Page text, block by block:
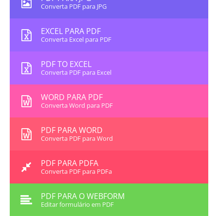
Converta PDF para JPG
EXCEL PARA PDF
Converta Excel para PDF
PDF TO EXCEL
Converta PDF para Excel
WORD PARA PDF
Converta Word para PDF
PDF PARA WORD
Converta PDF para Word
PDF PARA PDFA
Converta PDF para PDFa
PDF PARA O WEBFORM
Editar formulário em PDF